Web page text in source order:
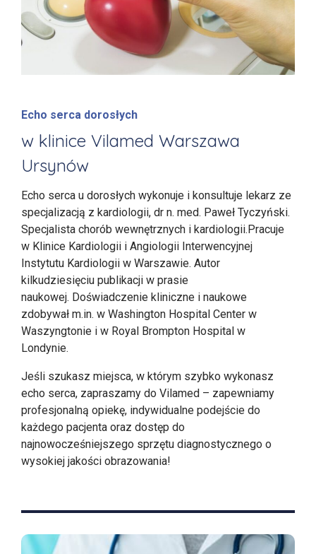
Echo serca dorosłych
w klinice Vilamed Warszawa
Ursynów
Echo serca u dorosłych wykonuje i konsultuje lekarz ze
specjalizacją z kardiologii, dr n. med. Paweł Tyczyński.
Specjalista chorób wewnętrznych i kardiologii.Pracuje
w Klinice Kardiologii i Angiologii Interwencyjnej
Instytutu Kardiologii w Warszawie. Autor
kilkudziesięciu publikacji w prasie
naukowej. Doświadczenie kliniczne i naukowe
zdobywał m.in. w Washington Hospital Center w
Waszyngtonie i w Royal Brompton Hospital w
Londynie.
Jeśli szukasz miejsca, w którym szybko wykonasz
echo serca, zapraszamy do Vilamed – zapewniamy
profesjonalną opiekę, indywidualne podejście do
każdego pacjenta oraz dostęp do
najnowocześniejszego sprzętu diagnostycznego o
wysokiej jakości obrazowania!